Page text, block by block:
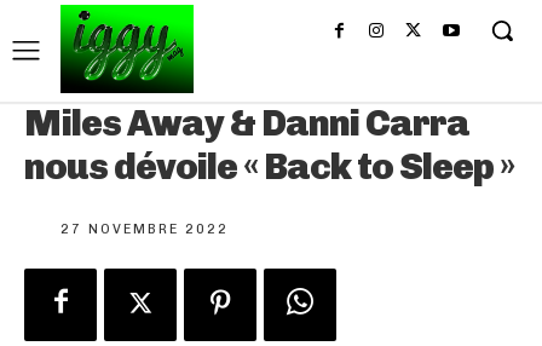
Miles Away & Danni Carra
nous dévoile « Back to Sleep »
27 NOVEMBRE 2022